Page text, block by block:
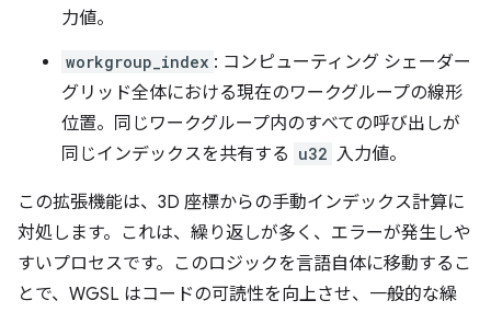
力値。
workgroup_index : コンピューティング シェーダー
グリッド全体における現在のワークグループの線形
位置。同じワークグループ内のすべての呼び出しが
同じインデックスを共有する u32 入力値。
この拡張機能は、3D 座標からの手動インデックス計算に
対処します。これは、繰り返しが多く、エラーが発生しや
すいプロセスです。このロジックを言語自体に移動するこ
とで、WGSL はコードの可読性を向上させ、一般的な繰